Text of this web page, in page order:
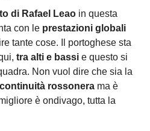
di Rafael Leao in questa
con le prestazioni globali
tante cose. Il portoghese sta
tra alti e bassi e questo si
Non vuol dire che sia la
rossonera ma è
è ondivago, tutta la